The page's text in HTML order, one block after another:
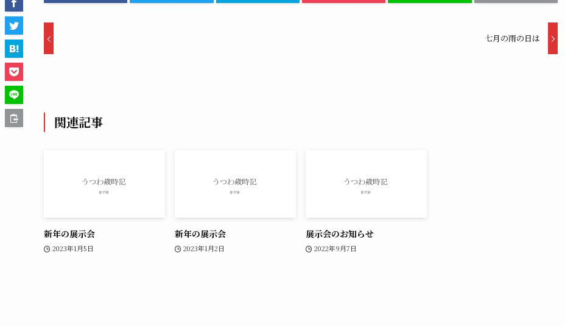
七月の雨の日は
関連記事
新年の展示会
2023年1月5日
新年の展示会
2023年1月2日
展示会のお知らせ
2022年9月7日